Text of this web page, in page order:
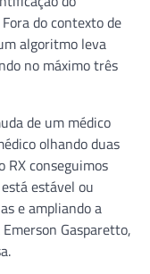
do contexto de
algoritmo leva
no máximo três
de um médico
olhando duas
RX conseguimos
estável ou
e ampliando a
Gasparetto,